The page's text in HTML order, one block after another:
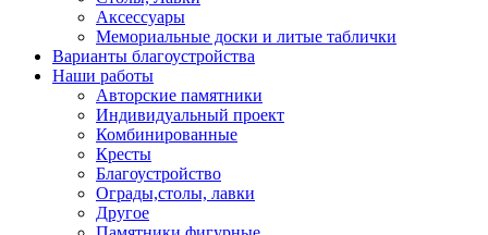
Аксессуары
Мемориальные доски и литые таблички
Варианты благоустройства
Наши работы
Авторские памятники
Индивидуальный проект
Комбинированные
Кресты
Благоустройство
Ограды,столы, лавки
Другое